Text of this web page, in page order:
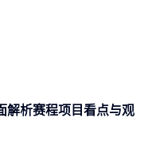
解析赛程项目看点与观